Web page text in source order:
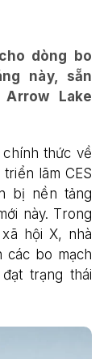
dòng bo
này, sẵn
Lake
thức về
lãm CES
bị nền tảng
này. Trong
hội X, nhà
các bo mạch
trạng thái